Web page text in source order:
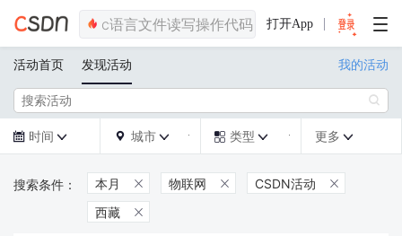
打开App
活动首页 发现活动 我的活动

 时间   城市   类型  更多 
本月  物联网  CSDN活动 
西藏 